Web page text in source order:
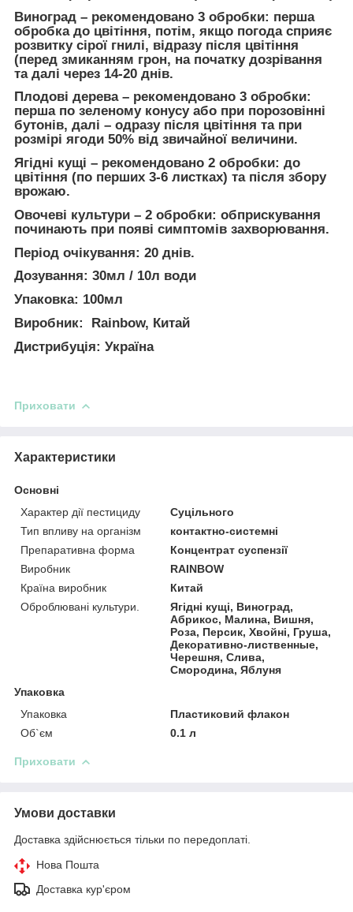
Виноград – рекомендовано 3 обробки: перша
обробка до цвітіння, потім, якщо погода сприяє
розвитку сірої гнилі, відразу після цвітіння
(перед змиканням грон, на початку дозрівання
та далі через 14-20 днів.
Плодові дерева– рекомендовано 3 обробки:
перша по зеленому конусу або при порозовінні
бутонів, далі – одразу після цвітіння та при
розмірі ягоди 50% від звичайної величини.
Ягідні кущі – рекомендовано 2 обробки: до
цвітіння (по перших 3-6 листках) та після збору
врожаю.
Овочеві культури – 2 обробки: обприскування
починають при появі симптомів захворювання.
Період очікування: 20 днів.
Дозування: 30мл / 10л води
Упаковка: 100мл
Виробник:
Rainbow, Китай
Дистрибуція: Україна
Приховати
Характеристики
Основні
Характер дії пестициду
Суцільного
Тип впливу на організм
контактно-системні
Препаративна форма
Концентрат суспензії
Виробник
RAINBOW
Країна виробник
Китай
Оброблювані культури.
Ягідні кущі, Виноград,
Абрикос, Малина, Вишня,
Роза, Персик, Хвойні, Груша,
Декоративно-лиственные,
Черешня, Слива,
Смородина, Яблуня
Упаковка
Упаковка
Пластиковий флакон
Об`єм
0.1 л
Приховати
Умови доставки
Доставка здійснюється тільки по передоплаті.
Нова Пошта
Доставка кур'єром